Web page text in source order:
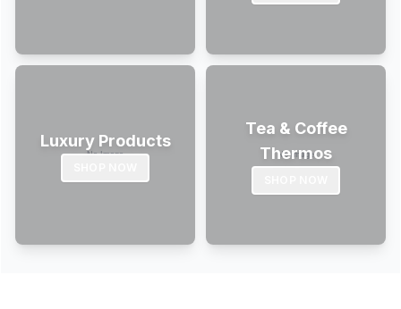
Luxury Products
Tea & Coffee
Thermos